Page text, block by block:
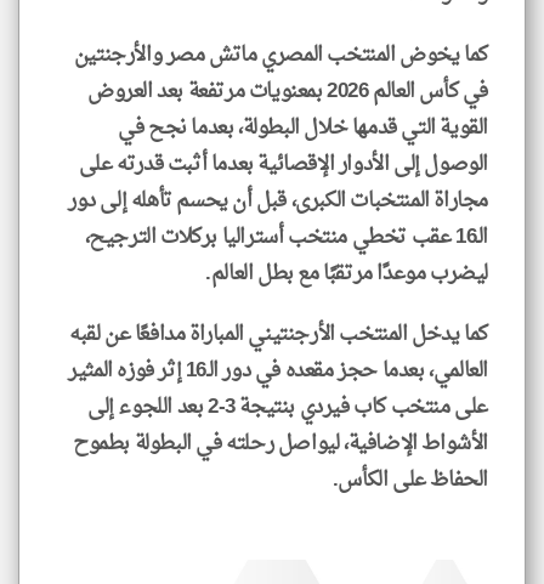
كما يخوض المنتخب المصري ماتش مصر والأرجنتين
في كأس العالم 2026 بمعنويات مرتفعة بعد العروض
القوية التي قدمها خلال البطولة، بعدما نجح في
الوصول إلى الأدوار الإقصائية بعدما أثبت قدرته على
مجاراة المنتخبات الكبرى، قبل أن يحسم تأهله إلى دور
الـ16 عقب تخطي منتخب أستراليا بركلات الترجيح،
ليضرب موعدًا مرتقبًا مع بطل العالم.
كما يدخل المنتخب الأرجنتيني المباراة مدافعًا عن لقبه
العالمي، بعدما حجز مقعده في دور الـ16 إثر فوزه المثير
على منتخب كاب فيردي بنتيجة 3-2 بعد اللجوء إلى
الأشواط الإضافية، ليواصل رحلته في البطولة بطموح
الحفاظ على الكأس.